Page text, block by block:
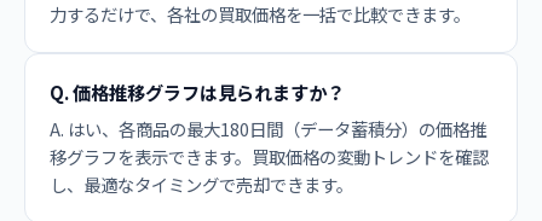
力するだけで、各社の買取価格を一括で比較できます。
Q. 価格推移グラフは見られますか？
A. はい、各商品の最大180日間（データ蓄積分）の価格推
移グラフを表示できます。買取価格の変動トレンドを確認
し、最適なタイミングで売却できます。